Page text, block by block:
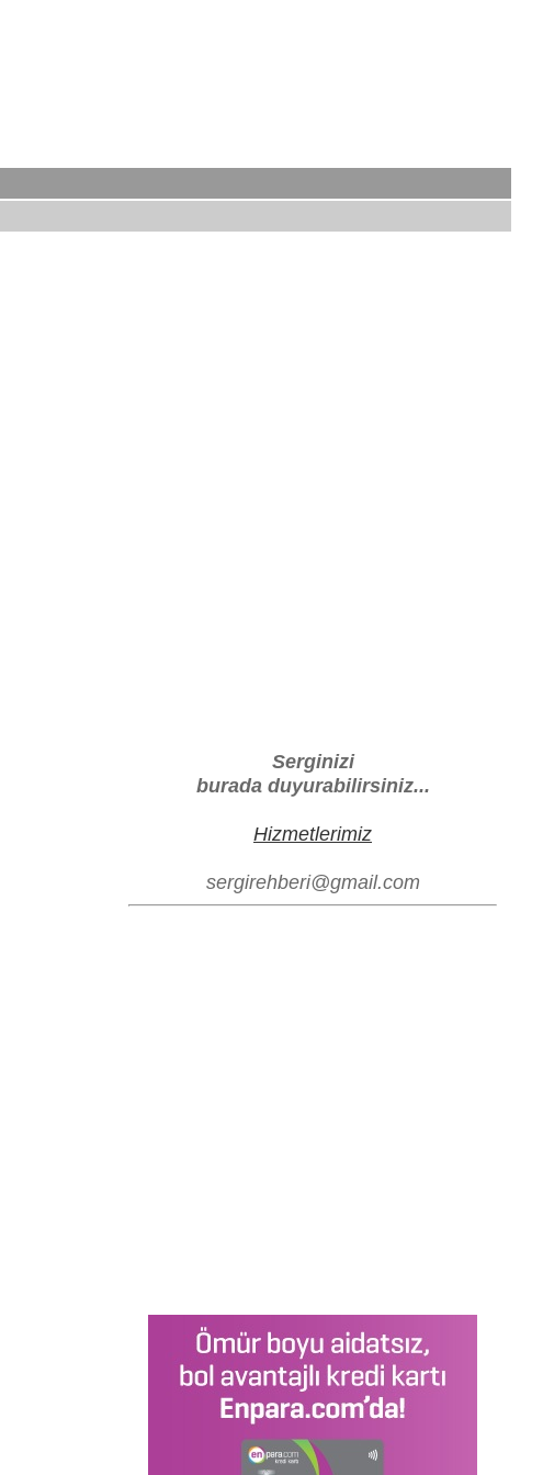
Serginizi
burada duyurabilirsiniz...
Hizmetlerimiz
sergirehberi@gmail.com